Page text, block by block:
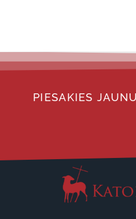
PIESAKIES